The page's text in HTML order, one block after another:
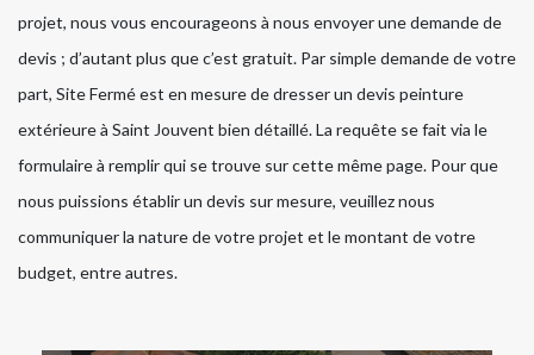
projet, nous vous encourageons à nous envoyer une demande de
devis ; d’autant plus que c’est gratuit. Par simple demande de votre
part, Site Fermé est en mesure de dresser un devis peinture
extérieure à Saint Jouvent bien détaillé. La requête se fait via le
formulaire à remplir qui se trouve sur cette même page. Pour que
nous puissions établir un devis sur mesure, veuillez nous
communiquer la nature de votre projet et le montant de votre
budget, entre autres.